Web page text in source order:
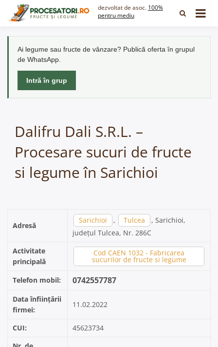
dezvoltat de asoc. 100%
pentru mediu
Ai legume sau fructe de vânzare? Publică oferta în grupul
de WhatsApp.
Intră în grup
Dalifru Dali S.R.L. –
Procesare sucuri de fructe
si legume în Sarichioi
Adresă
Sarichioi , Tulcea
, Sarichioi,
județul Tulcea, Nr. 286C
Activitate
principală
Cod CAEN 1032 - Fabricarea
sucurilor de fructe si legume
Telefon mobil: 0742557787
Data înființării
firmei:
11.02.2022
CUI:
45623734